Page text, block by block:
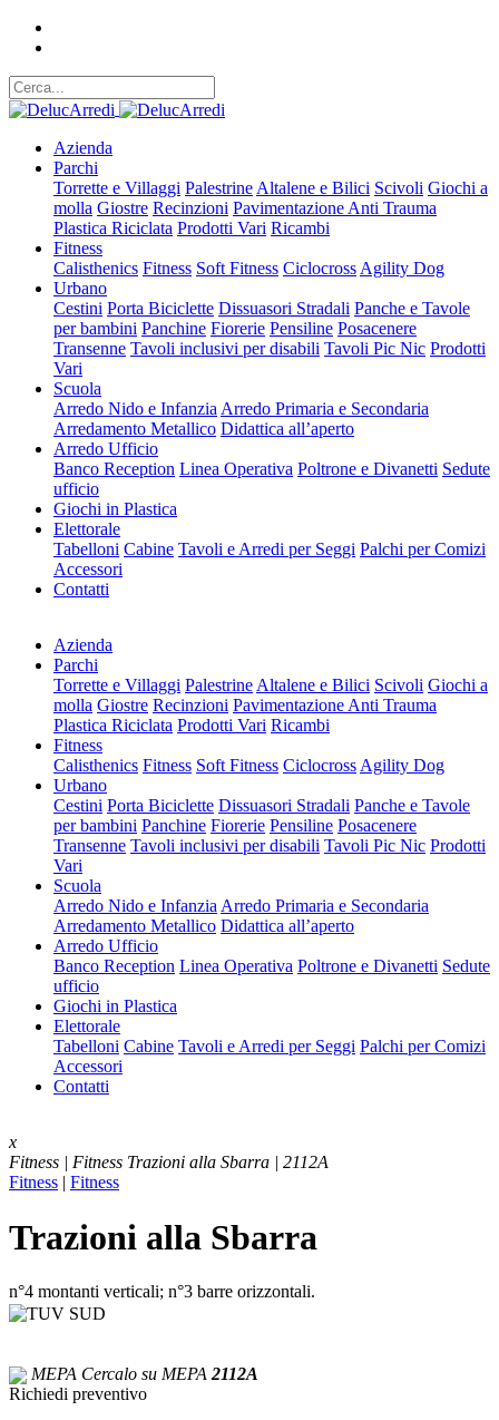
Azienda
Parchi
Torrette e Villaggi Palestrine Altalene e Bilici Scivoli Giochi a
molla Giostre Recinzioni Pavimentazione Anti Trauma
Plastica Riciclata Prodotti Vari Ricambi
Fitness
Calisthenics Fitness Soft Fitness Ciclocross Agility Dog
Urbano
Cestini Porta Biciclette Dissuasori Stradali Panche e Tavole
per bambini Panchine Fiorerie Pensiline Posacenere
Transenne Tavoli inclusivi per disabili Tavoli Pic Nic Prodotti
Vari
Scuola
Arredo Nido e Infanzia Arredo Primaria e Secondaria
Arredamento Metallico Didattica all’aperto
Arredo Ufficio
Banco Reception Linea Operativa Poltrone e Divanetti Sedute
ufficio
Giochi in Plastica
Elettorale
Tabelloni Cabine Tavoli e Arredi per Seggi Palchi per Comizi
Accessori
Contatti
Azienda
Parchi
Torrette e Villaggi Palestrine Altalene e Bilici Scivoli Giochi a
molla Giostre Recinzioni Pavimentazione Anti Trauma
Plastica Riciclata Prodotti Vari Ricambi
Fitness
Calisthenics Fitness Soft Fitness Ciclocross Agility Dog
Urbano
Cestini Porta Biciclette Dissuasori Stradali Panche e Tavole
per bambini Panchine Fiorerie Pensiline Posacenere
Transenne Tavoli inclusivi per disabili Tavoli Pic Nic Prodotti
Vari
Scuola
Arredo Nido e Infanzia Arredo Primaria e Secondaria
Arredamento Metallico Didattica all’aperto
Arredo Ufficio
Banco Reception Linea Operativa Poltrone e Divanetti Sedute
ufficio
Giochi in Plastica
Elettorale
Tabelloni Cabine Tavoli e Arredi per Seggi Palchi per Comizi
Accessori
Contatti
x
Fitness | Fitness Trazioni alla Sbarra | 2112A
Fitness | Fitness
Trazioni alla Sbarra
n°4 montanti verticali; n°3 barre orizzontali.
MEPA Cercalo su MEPA 2112A
Richiedi preventivo